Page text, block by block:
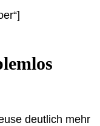
deutlich mehr